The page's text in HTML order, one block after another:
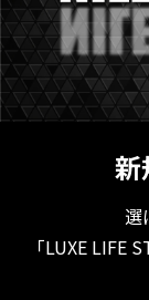
新
選
「LUXE LIFE